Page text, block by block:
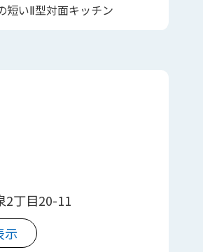
短いⅡ型対面キッチン
2丁目20-11
示